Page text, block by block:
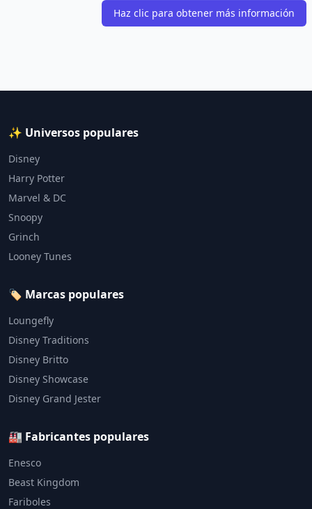
Haz clic para obtener más información
✨ Universos populares
Disney
Harry Potter
Marvel & DC
Snoopy
Grinch
Looney Tunes
🏷️ Marcas populares
Loungefly
Disney Traditions
Disney Britto
Disney Showcase
Disney Grand Jester
🏭 Fabricantes populares
Enesco
Beast Kingdom
Fariboles